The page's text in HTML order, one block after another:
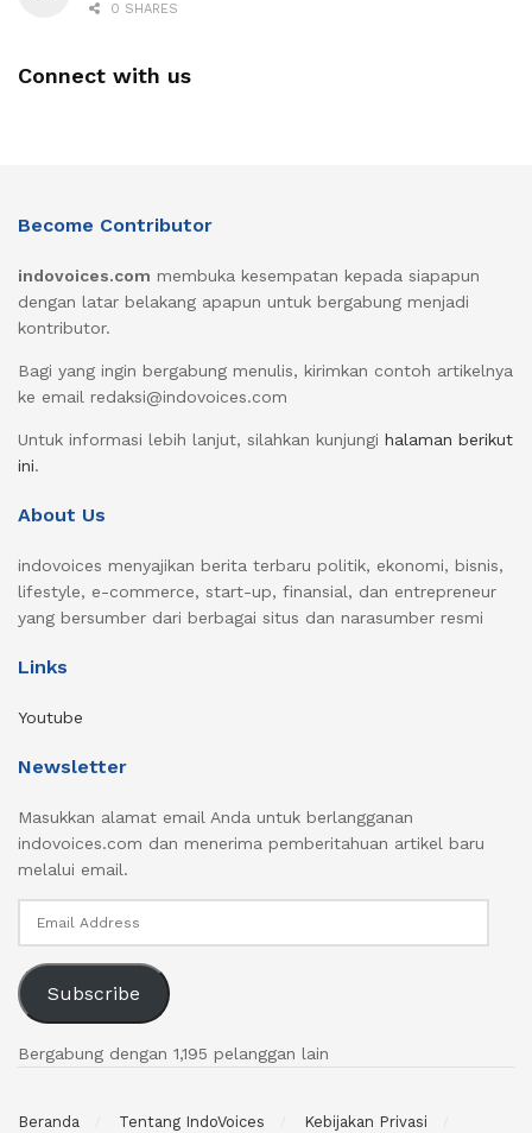
0 SHARES
Connect with us
Become Contributor
indovoices.com membuka kesempatan kepada siapapun
dengan latar belakang apapun untuk bergabung menjadi
kontributor.
Bagi yang ingin bergabung menulis, kirimkan contoh artikelnya
ke email redaksi@indovoices.com
Untuk informasi lebih lanjut, silahkan kunjungi halaman berikut
ini.
About Us
indovoices menyajikan berita terbaru politik, ekonomi, bisnis,
lifestyle, e-commerce, start-up, finansial, dan entrepreneur
yang bersumber dari berbagai situs dan narasumber resmi
Links
Youtube
Newsletter
Masukkan alamat email Anda untuk berlangganan
indovoices.com dan menerima pemberitahuan artikel baru
melalui email.
Subscribe
Bergabung dengan 1,195 pelanggan lain
Beranda Tentang IndoVoices Kebijakan Privasi